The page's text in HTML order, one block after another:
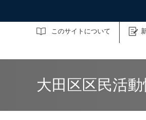
このサイトについて
サイト内検索
大田区区民活